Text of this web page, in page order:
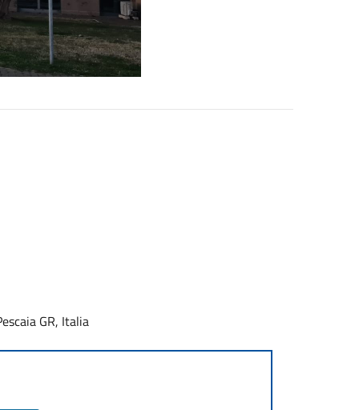
GR, Italia